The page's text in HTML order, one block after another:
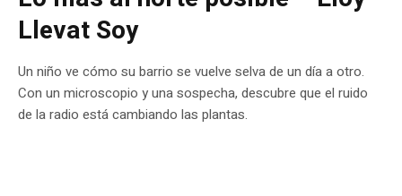
Llevat Soy
Un niño ve cómo su barrio se vuelve selva de un día a otro.
Con un microscopio y una sospecha, descubre que el ruido
de la radio está cambiando las plantas.